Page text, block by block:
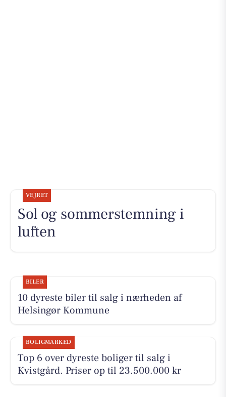
VEJRET
Sol og sommerstemning i
luften
BILER
10 dyreste biler til salg i nærheden af
Helsingør Kommune
BOLIGMARKED
Top 6 over dyreste boliger til salg i
Kvistgård. Priser op til 23.500.000 kr